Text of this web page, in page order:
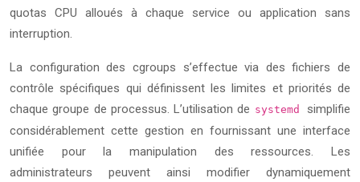
quotas CPU alloués à chaque service ou application sans
interruption.
La configuration des cgroups s’effectue via des fichiers de
contrôle spécifiques qui définissent les limites et priorités de
chaque groupe de processus. L’utilisation de systemd simplifie
considérablement cette gestion en fournissant une interface
unifiée pour la manipulation des ressources. Les
administrateurs peuvent ainsi modifier dynamiquement